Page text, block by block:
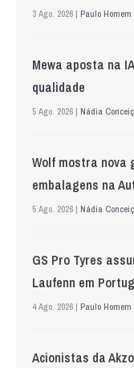
3 Ago. 2026 | Paulo Homem
Mewa aposta na
qualidade
5 Ago. 2026 | Nádia
Wolf mostra nova
embalagens na
5 Ago. 2026 | Nádia
GS Pro Tyres
Laufenn em
4 Ago. 2026 | Paulo Homem
Acionistas da